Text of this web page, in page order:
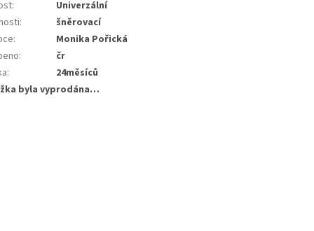
:
Univerzální
:
šněrovací
:
Monika Pořická
:
čr
:
24měsíců
byla vyprodána…